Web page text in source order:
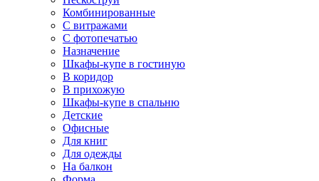
Комбинированные
С витражами
С фотопечатью
Назначение
Шкафы-купе в гостиную
В коридор
В прихожую
Шкафы-купе в спальню
Детские
Офисные
Для книг
Для одежды
На балкон